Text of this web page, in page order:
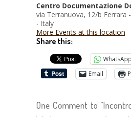
Centro Documentazione
via Terranuova, 12/b Ferrara
- Italy
More Events at this location
Share this:
WhatsApp
Email
One Comment to